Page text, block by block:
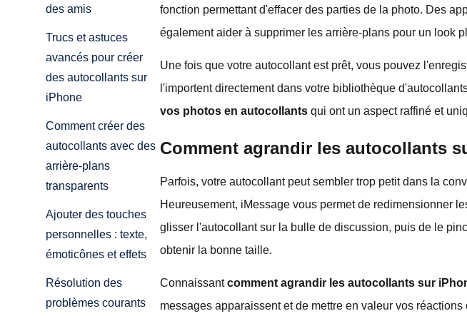
des amis
Trucs et astuces
avancés pour créer
des autocollants sur
iPhone
Comment créer des
autocollants avec des
arrière-plans
transparents
Ajouter des touches
personnelles : texte,
émoticônes et effets
Résolution des
problèmes courants
fonction permettant d'effacer des parties de la photo. Des
également aider à supprimer les arrière-plans pour un look
Une fois que votre autocollant est prêt, vous pouvez
l'importent directement dans votre bibliothèque
vos photos en autocollants qui ont un aspect raffiné et
Comment agrandir les autocollants
Parfois, votre autocollant peut sembler trop petit dans la
Heureusement, iMessage vous permet de redimensionner
glisser l'autocollant sur la bulle de discussion, puis de le
obtenir la bonne taille.
Connaissantcomment agrandir les autocollants sur
messages apparaissent et de mettre en valeur vos